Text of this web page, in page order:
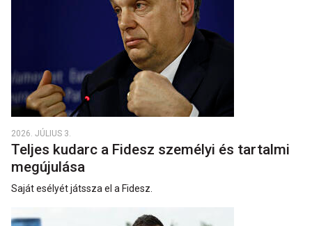
2026. JÚLIUS 3.
Teljes kudarc a Fidesz személyi és tartalmi
megújulása
Saját esélyét játssza el a Fidesz.